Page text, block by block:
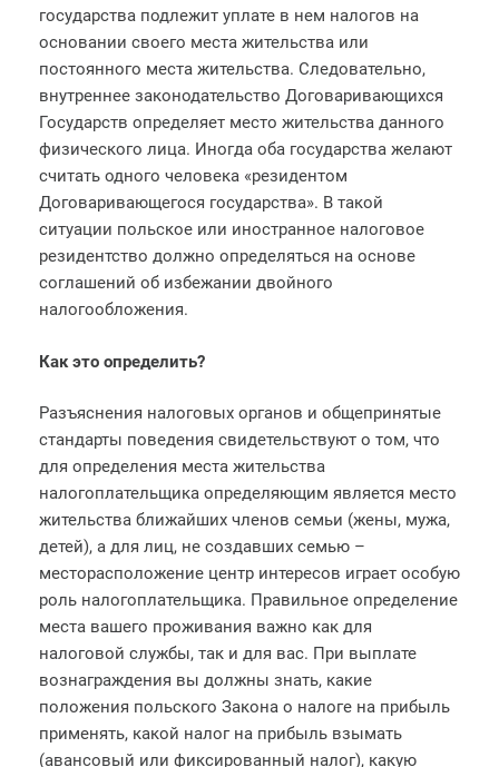
государства подлежит уплате в нем налогов на
основании своего места жительства или
постоянного места жительства. Следовательно,
внутреннее законодательство Договаривающихся
Государств определяет место жительства данного
физического лица. Иногда оба государства желают
считать одного человека «резидентом
Договаривающегося государства». В такой
ситуации польское или иностранное налоговое
резидентство должно определяться на основе
соглашений об избежании двойного
налогообложения.
Как это определить?
Разъяснения налоговых органов и общепринятые
стандарты поведения свидетельствуют о том, что
для определения места жительства
налогоплательщика определяющим является место
жительства ближайших членов семьи (жены, мужа,
детей), а для лиц, не создавших семью –
месторасположение центр интересов играет особую
роль налогоплательщика. Правильное определение
места вашего проживания важно как для
налоговой службы, так и для вас. При выплате
вознаграждения вы должны знать, какие
положения польского Закона о налоге на прибыль
применять, какой налог на прибыль взымать
(авансовый или фиксированный налог), какую